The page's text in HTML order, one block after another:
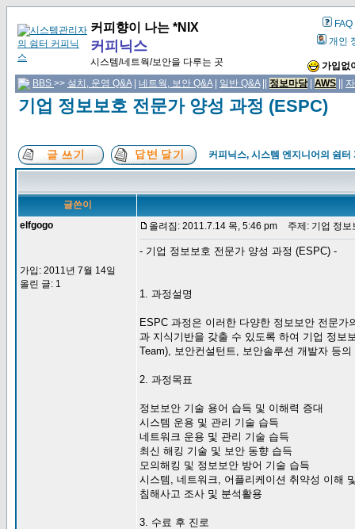
커피향이 나는 *NIX
커피닉스
시스템/네트웍/보안을 다루는 곳
FAQ
개인
가입없
BBS >> 설치, 운영 Q&A| 네트웍, 보안 Q&A| 일반 Q&A|| 정보마당| AWS
기업 정보보호 전문가 양성 과정 (ESPC)
커피닉스, 시스템 엔지니어의 쉼터
글쓴이
elfgogo
가입: 2011년 7월 14일
올린 글: 1
올려짐: 2011.7.14 목, 5:46 pm 주제: 기업 정보
- 기업 정보보호 전문가 양성 과정 (ESPC) -
1. 과정설명
ESPC 과정은 이러한 다양한 정보보안 전문
과 지식기반을 갖출 수 있도록 하여 기업 정보
Team), 보안컨설턴트, 보안솔루션 개발자 등
2. 과정목표
정보보안 기술 용어 습득 및 이해력 증대
시스템 운용 및 관리 기술 습득
네트워크 운용 및 관리 기술 습득
최신 해킹 기술 및 보안 동향 습득
모의해킹 및 정보보안 방어 기술 습득
시스템, 네트워크, 어플리케이션 취약성 이해
침해사고 조사 및 분석활용
3. 수료 후 진로